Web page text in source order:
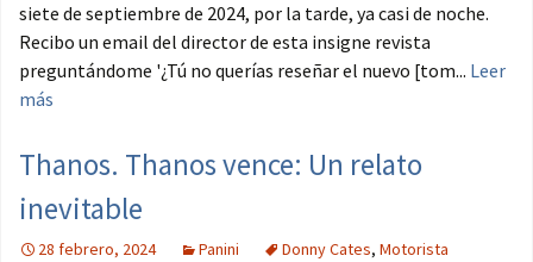
siete de septiembre de 2024, por la tarde, ya casi de noche.
Recibo un email del director de esta insigne revista
preguntándome '¿Tú no querías reseñar el nuevo [tom... Leer
más
Thanos. Thanos vence: Un relato
inevitable
28 febrero, 2024 Panini Donny Cates, Motorista